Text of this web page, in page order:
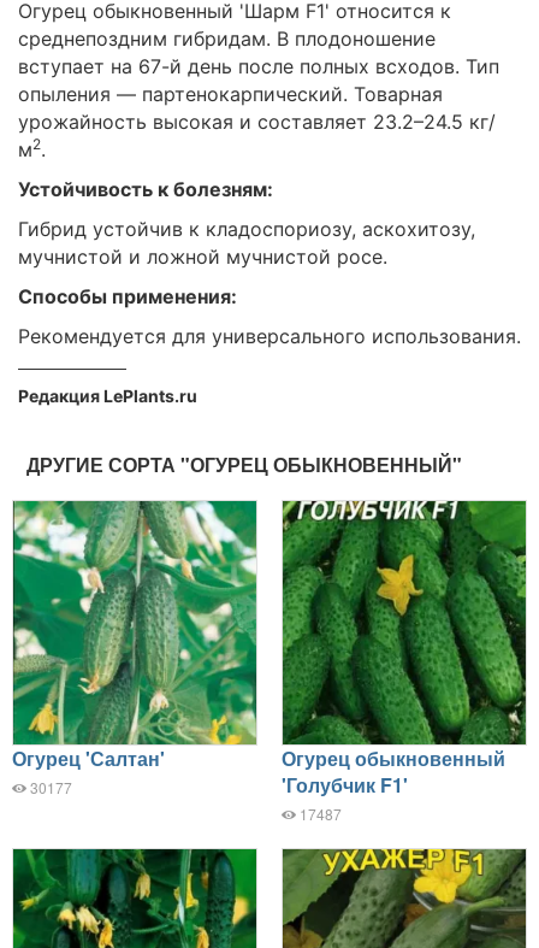
Огурец обыкновенный 'Шарм F1' относится к
среднепоздним гибридам. В плодоношение
вступает на 67-й день после полных всходов. Тип
опыления — партенокарпический. Товарная
урожайность высокая и составляет 23.2–24.5 кг/
м2.
Устойчивость к болезням:
Гибрид устойчив к кладоспориозу, аскохитозу,
мучнистой и ложной мучнистой росе.
Способы применения:
Рекомендуется для универсального использования.
Редакция LePlants.ru
ДРУГИЕ СОРТА "ОГУРЕЦ ОБЫКНОВЕННЫЙ"
Огурец 'Салтан'
30177
Огурец обыкновенный
'Голубчик F1'
17487